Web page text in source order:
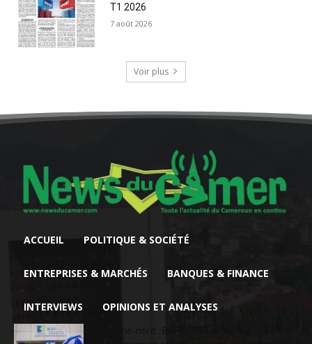
T1 2026
7 août 2026
Voir plus
ACCUEIL POLITIQUE & SOCIÉTÉ
ENTREPRISES & MARCHÉS BANQUES & FINANCE
INTERVIEWS OPINIONS ET ANALYSES